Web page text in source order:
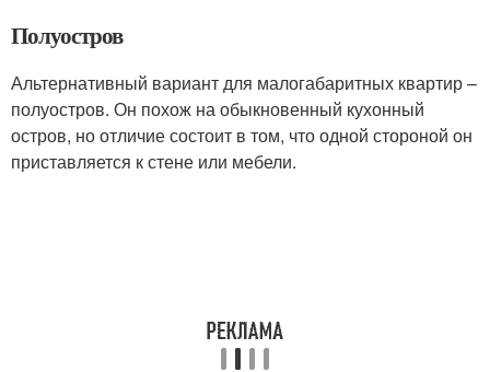
Полуостров
Альтернативный вариант для малогабаритных квартир –
полуостров. Он похож на обыкновенный кухонный
остров, но отличие состоит в том, что одной стороной он
приставляется к стене или мебели.